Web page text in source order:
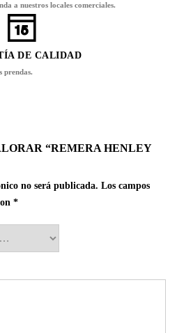
a nuestros locales comerciales.
DE CALIDAD
prendas.
“REMERA HENLEY
no será publicada. Los campos
*